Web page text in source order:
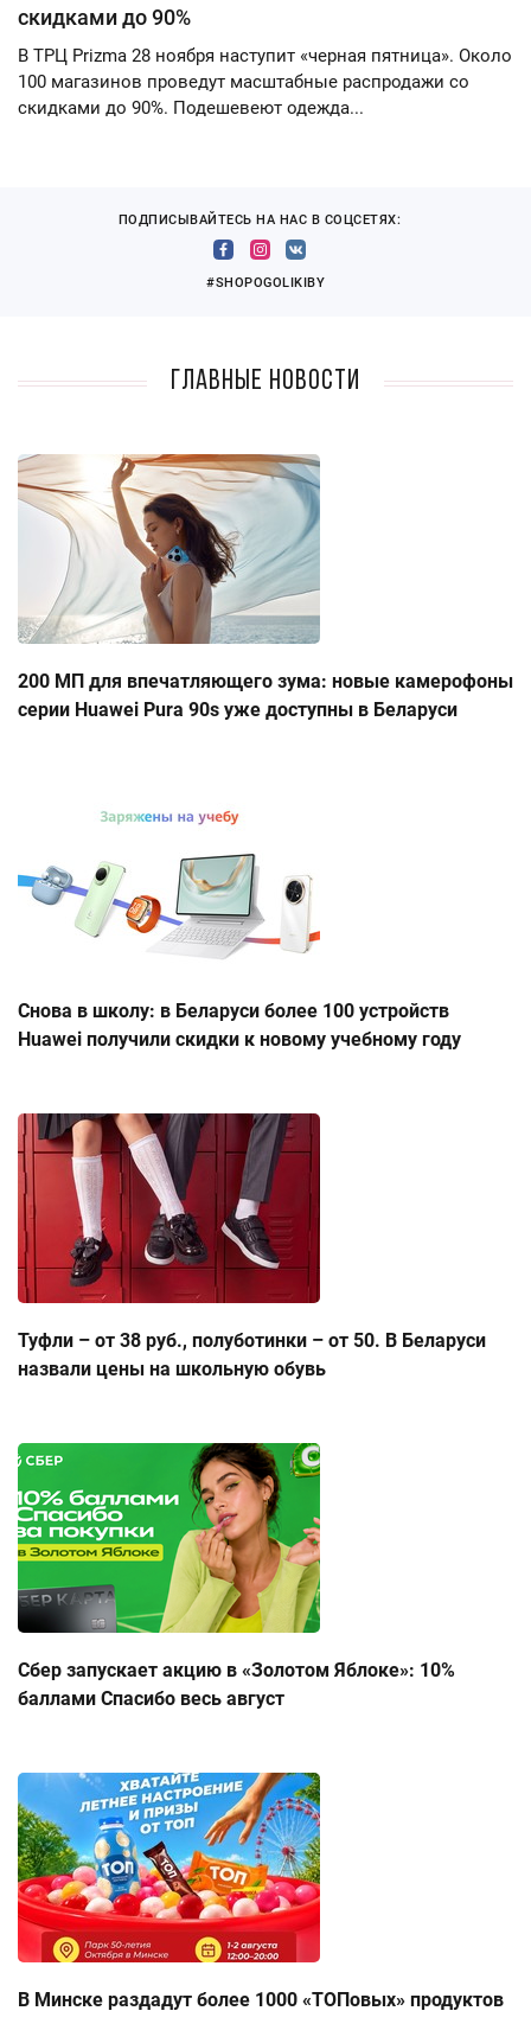
скидками до 90%
В ТРЦ Prizma 28 ноября наступит «черная пятница». Около
100 магазинов проведут масштабные распродажи со
скидками до 90%. Подешевеют одежда...
ПОДПИСЫВАЙТЕСЬ НА НАС В СОЦСЕТЯХ:
#SHOPOGOLIKIBY
Главные новости
200 МП для впечатляющего зума: новые камерофоны
серии Huawei Pura 90s уже доступны в Беларуси
Снова в школу: в Беларуси более 100 устройств
Huawei получили скидки к новому учебному году
Туфли – от 38 руб., полуботинки – от 50. В Беларуси
назвали цены на школьную обувь
Сбер запускает акцию в «Золотом Яблоке»: 10%
баллами Спасибо весь август
В Минске раздадут более 1000 «ТОПовых» продуктов